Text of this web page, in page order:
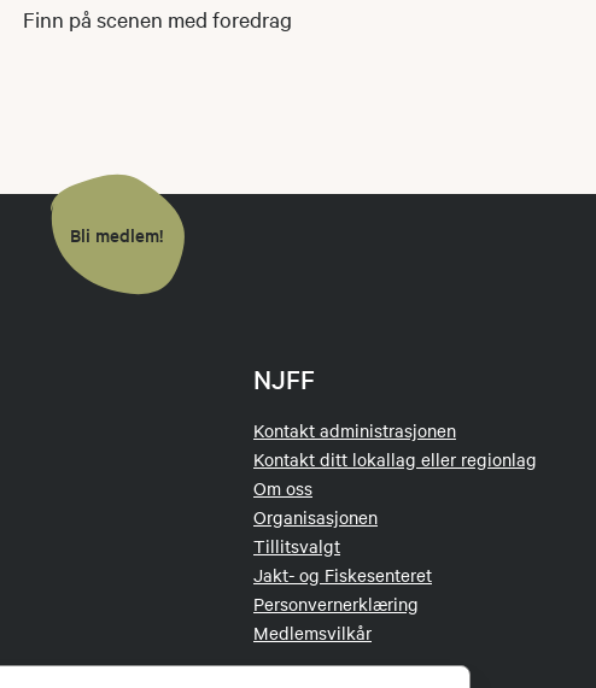
Finn på scenen med foredrag
Bli medlem!
NJFF
Kontakt administrasjonen
Kontakt ditt lokallag eller regionlag
Om oss
Organisasjonen
Tillitsvalgt
Jakt- og Fiskesenteret
Personvernerklæring
Medlemsvilkår